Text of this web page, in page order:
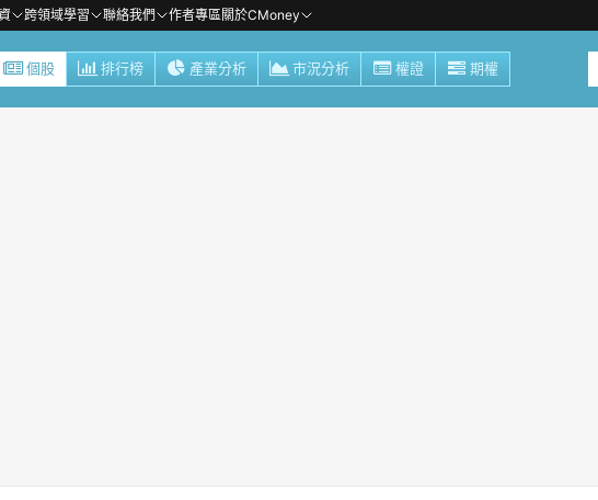
跨領域學習 聯絡我們 作者專區關於CMoney
個股 排行榜 產業分析 市況分析 權證 期權